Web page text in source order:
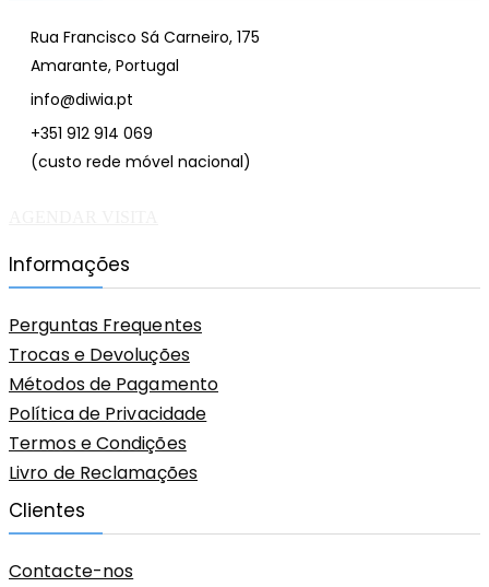
Rua Francisco Sá Carneiro, 175
Amarante, Portugal
info@diwia.pt
+351 912 914 069
(custo rede móvel nacional)
Informações
Perguntas Frequentes
Trocas e Devoluções
Métodos de Pagamento
Política de Privacidade
Termos e Condições
Livro de Reclamações
Clientes
Contacte-nos